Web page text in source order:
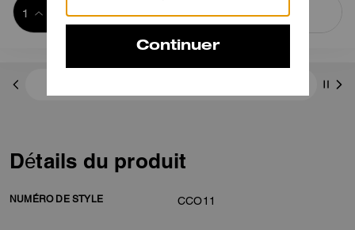
panier
ACHETER MAINTENANT
Détails du produit
NUMÉRO DE STYLE CCO11